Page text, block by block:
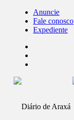
Anuncie
Fale conosco
Expediente